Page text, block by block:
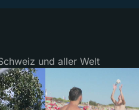
und aller Welt